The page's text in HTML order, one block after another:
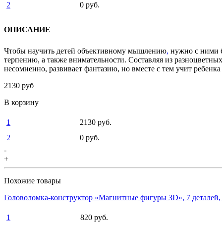
2
0 руб.
ОПИСАНИЕ
Чтобы научить детей объективному мышлению, нужно с ними
терпению, а также внимательности. Составляя из
несомненно, развивает фантазию, но вместе с тем учит
2130 руб
В корзину
1
2130 руб.
2
0 руб.
-
+
Похожие товары
Головоломка-конструктор «Магнитные фигуры 3D», 7 деталей,
1
820 руб.